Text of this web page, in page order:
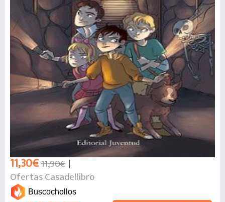
11,30€11,90€
Ofertas Casadellibro
Buscochollos